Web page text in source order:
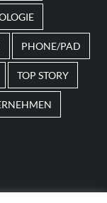
PHONE/PAD
TOP STORY